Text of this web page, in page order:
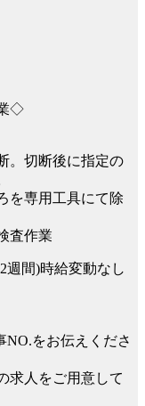
◇
。切断後に指定の
を専用工具にて除
査作業
間)時給変動なし
をお伝えくださ
求人をご用意して